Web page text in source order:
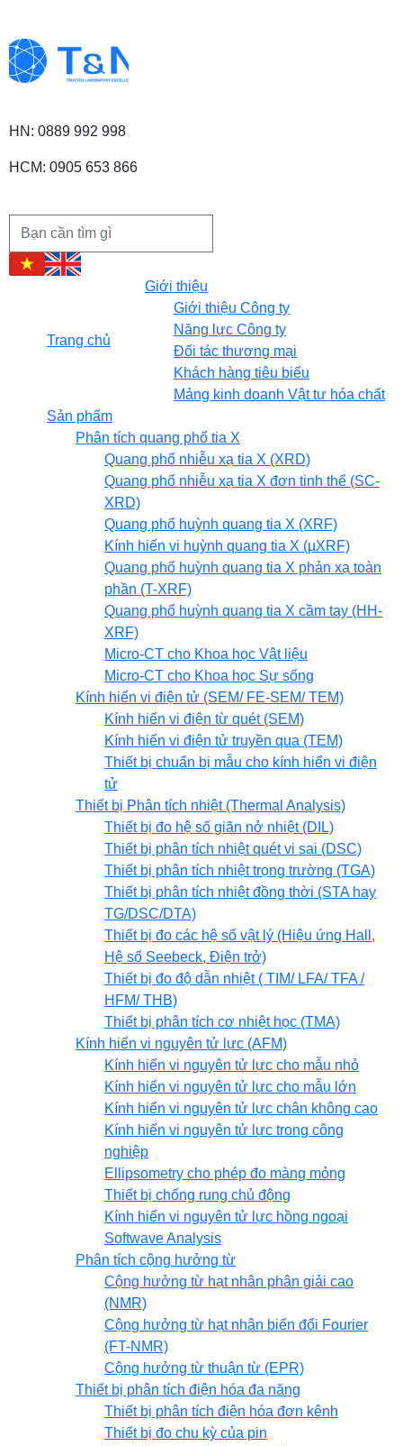
HN: 0889 992 998
HCM: 0905 653 866
Trang chủ
Giới thiệu
Giới thiệu Công ty
Năng lực Công ty
Đối tác thương mại
Khách hàng tiêu biểu
Mảng kinh doanh Vật tư hóa chất
Sản phẩm
Phân tích quang phổ tia X
Quang phổ nhiễu xạ tia X (XRD)
Quang phổ nhiễu xạ tia X đơn tinh thể (SC-
XRD)
Quang phổ huỳnh quang tia X (XRF)
Kính hiển vi huỳnh quang tia X (µXRF)
Quang phổ huỳnh quang tia X phản xạ toàn
phần (T-XRF)
Quang phổ huỳnh quang tia X cầm tay (HH-
XRF)
Micro-CT cho Khoa học Vật liệu
Micro-CT cho Khoa học Sự sống
Kính hiển vi điện tử (SEM/ FE-SEM/ TEM)
Kính hiển vi điện từ quét (SEM)
Kính hiển vi điện tử truyền qua (TEM)
Thiết bị chuẩn bị mẫu cho kính hiển vi điện
tử
Thiết bị Phân tích nhiệt (Thermal Analysis)
Thiết bị đo hệ số giãn nở nhiệt (DIL)
Thiết bị phân tích nhiệt quét vi sai (DSC)
Thiết bị phân tích nhiệt trọng trường (TGA)
Thiết bị phân tích nhiệt đồng thời (STA hay
TG/DSC/DTA)
Thiết bị đo các hệ số vật lý (Hiệu ứng Hall,
Hệ số Seebeck, Điện trở)
Thiết bị đo độ dẫn nhiệt ( TIM/ LFA/ TFA /
HFM/ THB)
Thiết bị phân tích cơ nhiệt học (TMA)
Kính hiển vi nguyên tử lực (AFM)
Kính hiển vi nguyên tử lực cho mẫu nhỏ
Kính hiển vi nguyên tử lực cho mẫu lớn
Kính hiển vi nguyên tử lực chân không cao
Kính hiển vi nguyên tử lực trong công
nghiệp
Ellipsometry cho phép đo màng mỏng
Thiết bị chống rung chủ động
Kính hiển vi nguyên tử lực hồng ngoại
Softwave Analysis
Phân tích cộng hưởng từ
Cộng hưởng từ hạt nhân phân giải cao
(NMR)
Cộng hưởng từ hạt nhân biến đổi Fourier
(FT-NMR)
Cộng hưởng từ thuận từ (EPR)
Thiết bị phân tích điện hóa đa năng
Thiết bị phân tích điện hóa đơn kênh
Thiết bị đo chu kỳ của pin